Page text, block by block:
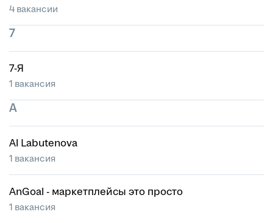
4 вакансии
7
7-Я
1 вакансия
A
Al Labutenova
1 вакансия
AnGoal - маркетплейсы это просто
1 вакансия